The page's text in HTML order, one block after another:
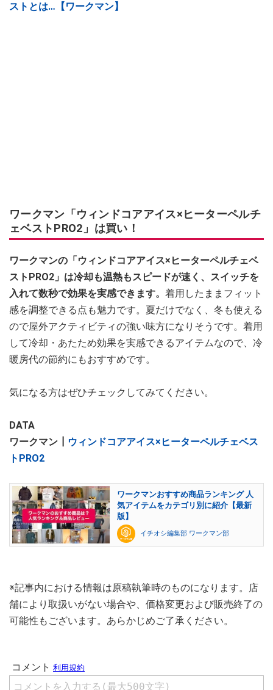
ストとは…【ワークマン】
ワークマン「ウィンドコアアイス×ヒーターペルチ
ェベストPRO2」は買い！
ワークマンの「ウィンドコアアイス×ヒーターペルチェベ
ストPRO2」は冷却も温熱もスピードが速く、スイッチを
入れて数秒で効果を実感できます。 着用したままフィット
感を調整できる点も魅力です。夏だけでなく、冬も使える
ので屋外アクティビティの強い味方になりそうです。着用
して冷却・あたため効果を実感できるアイテムなので、冷
暖房代の節約にもおすすめです。
気になる方はぜひチェックしてみてください。
DATA
ワークマン┃
ウィンドコアアイス×ヒーターペルチェベス
トPRO2
ワークマンおすすめ商品ランキング 人
気アイテムをカテゴリ別に紹介【最新
版】
イチオシ編集部 ワークマン部
※記事内における情報は原稿執筆時のものになります。店
舗により取扱いがない場合や、価格変更および販売終了の
可能性もございます。あらかじめご了承ください。